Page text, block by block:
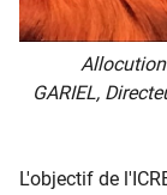
GARIEL,
L'objectif de